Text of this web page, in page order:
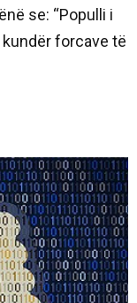
se: “Populli i
forcave të